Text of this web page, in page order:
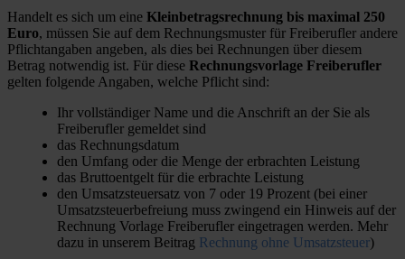
Handelt es sich um eine Kleinbetragsrechnung bis maximal 250
Euro, müssen Sie auf dem Rechnungsmuster für Freiberufler andere
Pflichtangaben angeben, als dies bei Rechnungen über diesem
Betrag notwendig ist. Für diese Rechnungsvorlage Freiberufler
gelten folgende Angaben, welche Pflicht sind:
Ihr vollständiger Name und die Anschrift an der Sie als
Freiberufler gemeldet sind
das Rechnungsdatum
den Umfang oder die Menge der erbrachten Leistung
das Bruttoentgelt für die erbrachte Leistung
den Umsatzsteuersatz von 7 oder 19 Prozent (bei einer
Umsatzsteuerbefreiung muss zwingend ein Hinweis auf der
Rechnung Vorlage Freiberufler eingetragen werden. Mehr
dazu in unserem Beitrag Rechnung ohne Umsatzsteuer)